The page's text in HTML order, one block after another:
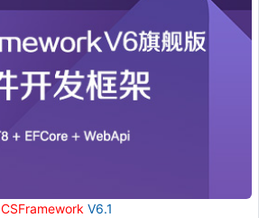
CSFramework V6.1